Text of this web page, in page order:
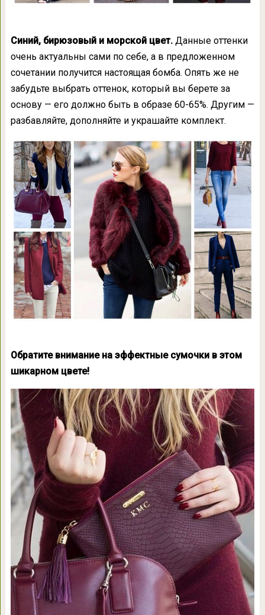
Синий, бирюзовый и морской цвет.Данные оттенки
очень актуальны сами по себе, а в предложенном
сочетании получится настоящая бомба. Опять же не
забудьте выбрать оттенок, который вы берете за
основу — его должно быть в образе 60-65%. Другим —
разбавляйте, дополняйте и украшайте комплект.
Обратите внимание на эффектные сумочки в этом
шикарном цвете!